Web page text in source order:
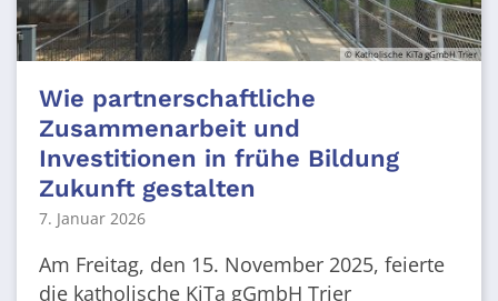
© Katholische KiTa gGmbH Trier
Wie partnerschaftliche
Zusammenarbeit und
Investitionen in frühe Bildung
Zukunft gestalten
7. Januar 2026
Am Freitag, den 15. November 2025, feierte
die katholische KiTa gGmbH Trier